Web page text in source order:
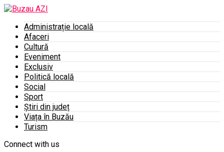
Administrație locală
Afaceri
Cultură
Eveniment
Exclusiv
Politică locală
Social
Sport
Știri din județ
Viața în Buzău
Turism
Connect with us